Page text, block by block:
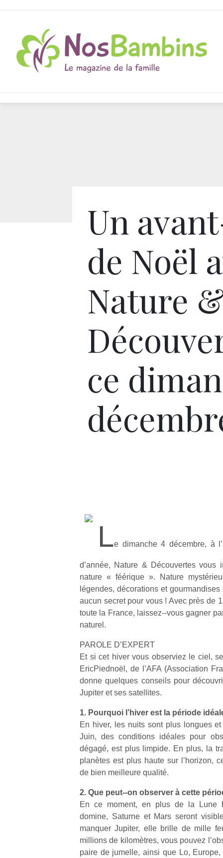
Un
de Noël
Nature
ce
Le dimanche 4 décembre, à
d’année, Nature & Découvertes
nature « féérique ». Nature
légendes, décorations et gourmandises
aucun secret pour vous ! Avec près de
toute la France, laissez-­‐vous gagner
naturel.
PAROLE D’EXPERT
Et si cet hiver vous observiez le ciel,
EricPiednoël, de l’AFA (Association
donne quelques conseils pour
Jupiter et ses satellites.
1. Pourquoi l’hiver est la période
En hiver, les nuits sont plus longues
Juin, des conditions idéales pour
dégagé, est plus limpide. En plus, la
planètes est plus haute sur l’horizon,
de bien meilleure qualité.
2. Que peut-­‐on observer à cette
En ce moment, en plus de la Lune
domine, Saturne et Mars seront
manquer Jupiter, elle brille de mille
millions de kilomètres, vous pouvez
paire de jumelle, ainsi que Lo,